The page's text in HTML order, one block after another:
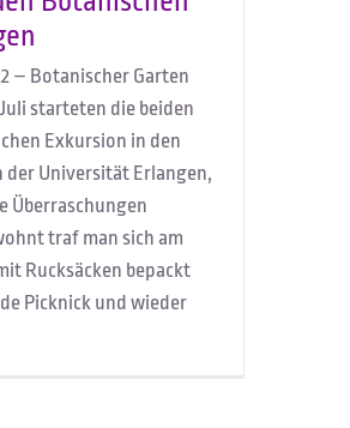
– Botanischer Garten
starteten die beiden
Exkursion in den
der Universität Erlangen,
Überraschungen
traf man sich am
Rucksäcken bepackt
Picknick und wieder